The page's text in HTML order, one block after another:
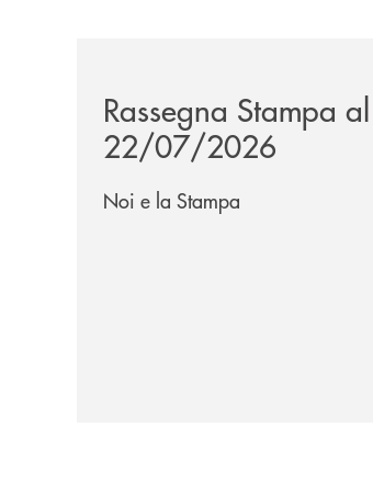
Rassegna Stampa al
22/07/2026
Noi e la Stampa